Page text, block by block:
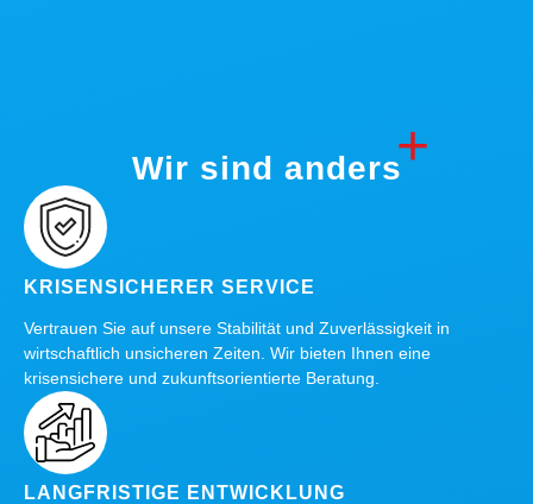
Wir sind anders
KRISENSICHERER SERVICE
Vertrauen Sie auf unsere Stabilität und Zuverlässigkeit in
wirtschaftlich unsicheren Zeiten. Wir bieten Ihnen eine
krisensichere und zukunftsorientierte Beratung.
LANGFRISTIGE ENTWICKLUNG